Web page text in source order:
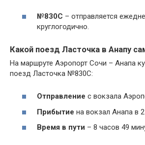
№830С – отправляется
круглогодично.
Какой поезд Ласточка в Анапу
На маршруте Аэропорт Сочи – Анапа
поезд Ласточка №830С:
Отправление с вокзала
Прибытие на вокзал Анапа в
Время в пути – 8 часов 49